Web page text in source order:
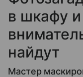
в шкафу и
найдут
Мастер